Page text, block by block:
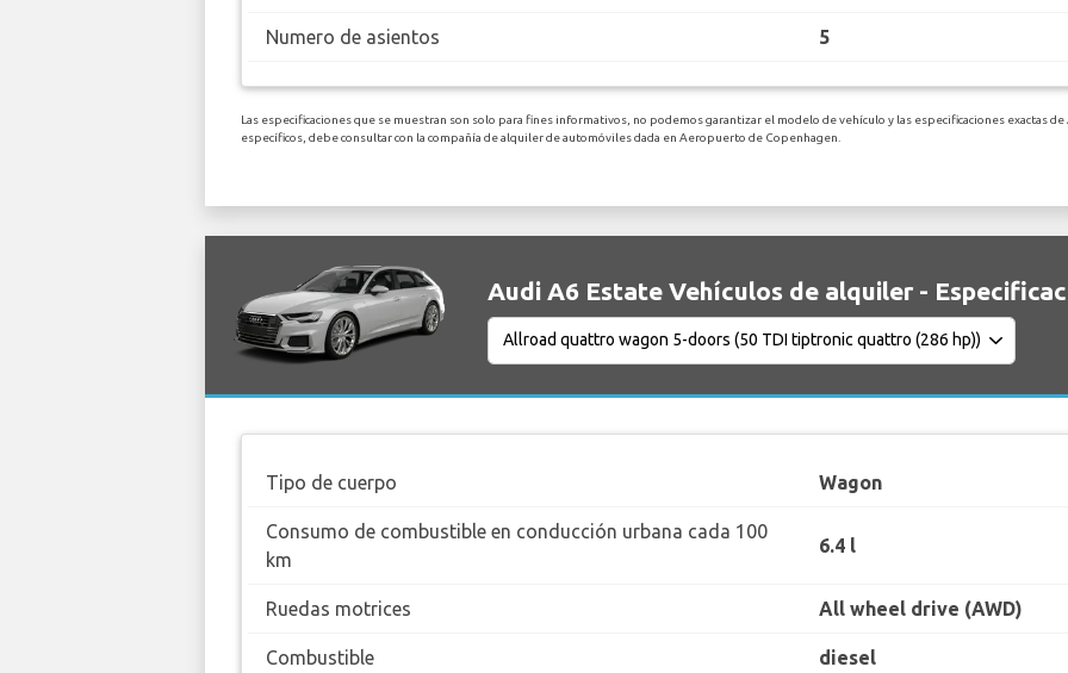
Numero de asientos 5
Las especificaciones que se muestran son solo para fines informativos, no podemos garantizar el modelo de vehículo y las especificaciones exactas
específicos, debe consultar con la compañía de alquiler de automóviles dada en Aeropuerto de Copenhagen.
Audi A6 Estate Vehículos de alquiler -
Tipo de cuerpo Wagon
Consumo de combustible en conducción urbana cada 100
km
6.4 l
Ruedas motrices All wheel drive (AWD)
Combustible diesel